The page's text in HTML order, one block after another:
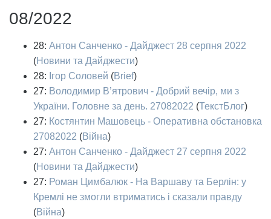
08/2022
28: Антон Санченко - Дайджест 28 серпня 2022
(Новини та Дайджести)
28: Ігор Соловей (Brief)
27: Володимир В’ятрович - Добрий вечір, ми з
України. Головне за день. 27082022 (ТекстБлог)
27: Костянтин Машовець - Оперативна обстановка
27082022 (Війна)
27: Антон Санченко - Дайджест 27 серпня 2022
(Новини та Дайджести)
27: Роман Цимбалюк - На Варшаву та Берлін: у
Кремлі не змогли втриматись і сказали правду
(Війна)